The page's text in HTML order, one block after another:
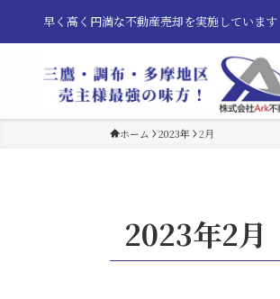
早く高く円満な不動産売却を実施しています
ホーム 2023年 2月
2023年2月